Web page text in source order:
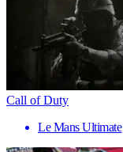
Call of Duty
Le Mans Ultimate